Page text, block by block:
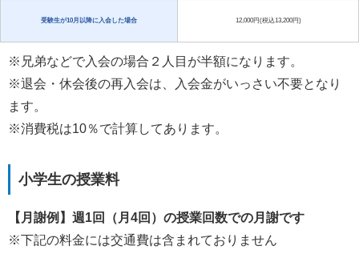
受験生が10月以降に入会した場合 12,000円(税込13,200円)
※兄弟などで入会の場合２人目が半額になります。
※退会・休会後の再入会は、入会金がいっさい不要となり
ます。
※消費税は10％で計算してあります。
小学生の授業料
【月謝例】週1回（月4回）の授業回数での月謝です
※下記の料金には交通費は含まれておりません